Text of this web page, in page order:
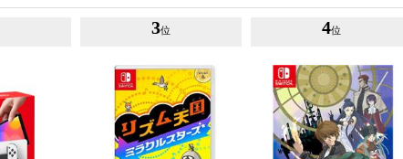
3位 4位